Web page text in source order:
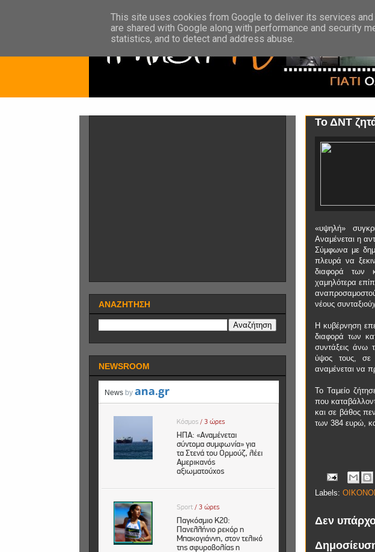
Το ΔΝΤ
«υψηλή»
Αναμένεται η
Σύμφωνα με
πλευρά να
διαφορά των
χαμηλότερα
νέους
Η κυβέρνηση
διαφορά των
συντάξεις άνω
ύψος τους, σε
αναμένεται να
Το Ταμείο
που
και σε βάθος
των 384 ευρώ,
Labels:
Δεν
ΑΝΑΖΗΤΗΣΗ
NEWSROOM
This site uses cookies from Google to deliver its services
are shared with Google along with performance and security
statistics, and to detect and address abuse.